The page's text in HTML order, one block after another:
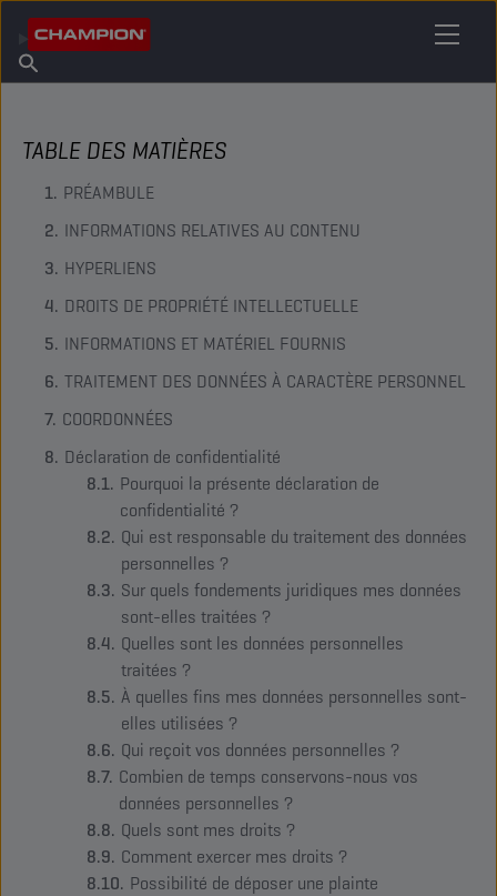
À propos de Champion
Trouver un point de vente
TABLE DES MATIÈRES
PRÉAMBULE
INFORMATIONS RELATIVES AU CONTENU
HYPERLIENS
DROITS DE PROPRIÉTÉ INTELLECTUELLE
INFORMATIONS ET MATÉRIEL FOURNIS
TRAITEMENT DES DONNÉES À CARACTÈRE PERSONNEL
COORDONNÉES
Déclaration de confidentialité
Pourquoi la présente déclaration de
confidentialité ?
Qui est responsable du traitement des données
personnelles ?
Sur quels fondements juridiques mes données
sont-elles traitées ?
Quelles sont les données personnelles
traitées ?
À quelles fins mes données personnelles sont-
elles utilisées ?
Qui reçoit vos données personnelles ?
Combien de temps conservons-nous vos
données personnelles ?
Quels sont mes droits ?
Comment exercer mes droits ?
Possibilité de déposer une plainte